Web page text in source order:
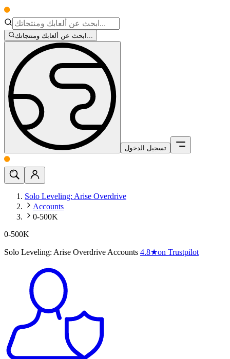
ابحث عن ألعابك ومنتجاتك...
تسجيل الدخول
Solo Leveling: Arise Overdrive
Accounts
0-500K
0-500K
Solo Leveling: Arise Overdrive Accounts 4.8★on Trustpilot